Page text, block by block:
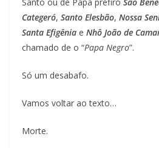
Categeró, Santo Elesbão, Nossa
Santa Efigênia e Nhô João de
chamado de o “Papa Negro”.
Só um desabafo.
Vamos voltar ao texto…
Morte.